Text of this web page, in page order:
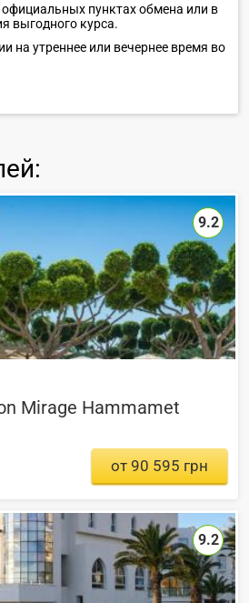
пунктах обмена или в
выгодного курса.
на утреннее или вечернее время во
:
Mirage Hammamet
9.2
от 90 595 грн
9.2